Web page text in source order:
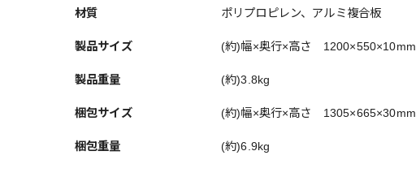
材質 ポリプロピレン、アルミ複合板
製品サイズ (約)幅×奥行×高さ 1200×550×10mm
製品重量 (約)3.8kg
梱包サイズ (約)幅×奥行×高さ 1305×665×30mm
梱包重量 (約)6.9kg